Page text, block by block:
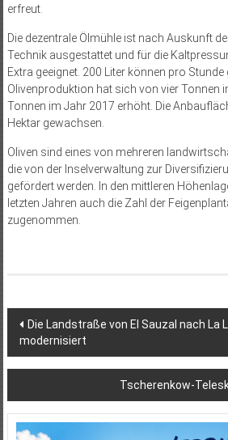
erfreut.
Die dezentrale Ölmühle ist nach Auskunft
Technik ausgestattet und für die
Extra geeignet. 200 Liter können pro
Olivenproduktion hat sich von vier Tonnen
Tonnen im Jahr 2017 erhöht. Die
Hektar gewachsen.
Oliven sind eines von mehreren
die von der Inselverwaltung zur
gefördert werden. In den mittleren
letzten Jahren auch die Zahl der
zugenommen.
Beitragsnavigation
Die Landstraße von El Sauzal nach La
modernisiert
Tscherenkow-